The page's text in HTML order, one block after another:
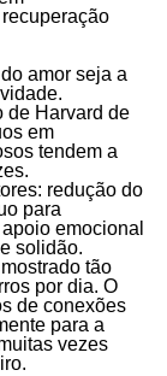
amor seja a
de Harvard de
em
tendem a
redução do
para
emocional
solidão.
tão
por dia. O
de conexões
para a
vezes